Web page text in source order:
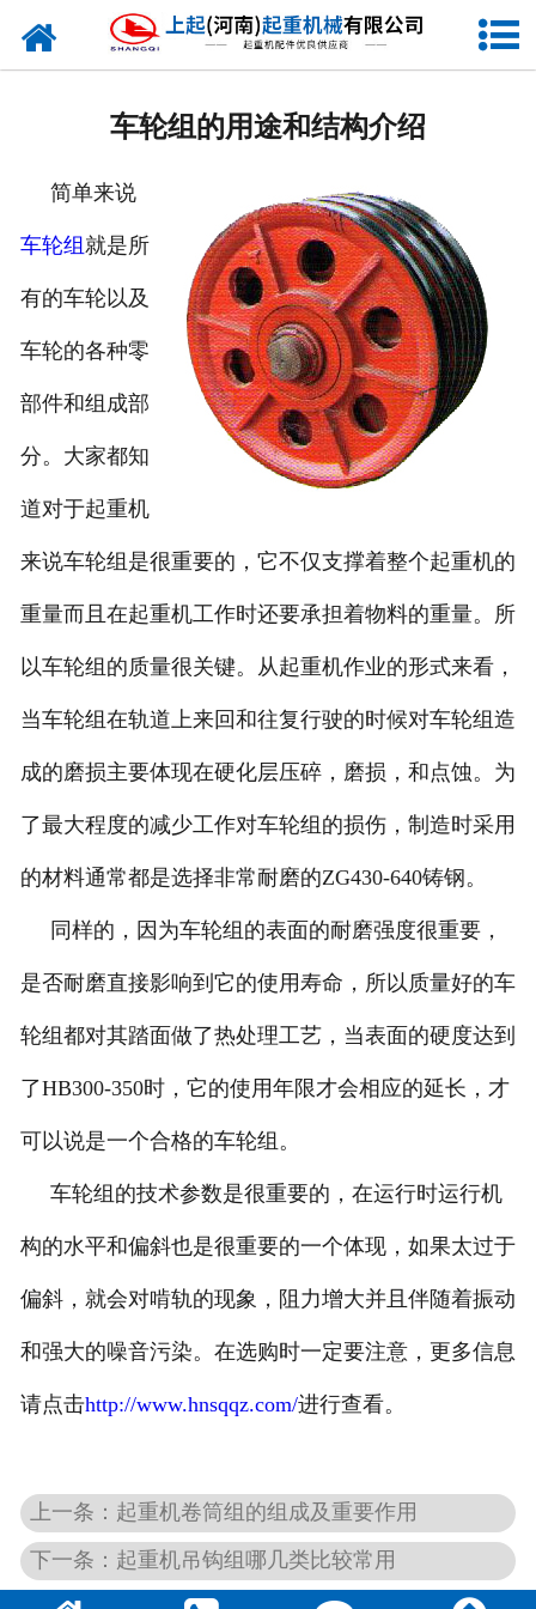
网站首页
产品中心
企业风采
资质证书
合作客户
联系我们
车轮组的用途和结构介绍
简单来说
车轮组 就是所
有的车轮以及
车轮的各种零
部件和组成部
分。大家都知
道对于起重机
来说车轮组是很重要的，它不仅支撑着整个起重机的
重量而且在起重机工作时还要承担着物料的重量。所
以车轮组的质量很关键。从起重机作业的形式来看，
当车轮组在轨道上来回和往复行驶的时候对车轮组造
成的磨损主要体现在硬化层压碎，磨损，和点蚀。为
了最大程度的减少工作对车轮组的损伤，制造时采用
的材料通常都是选择非常耐磨的ZG430-640铸钢。
同样的，因为车轮组的表面的耐磨强度很重要，
是否耐磨直接影响到它的使用寿命，所以质量好的车
轮组都对其踏面做了热处理工艺，当表面的硬度达到
了HB300-350时，它的使用年限才会相应的延长，才
可以说是一个合格的车轮组。
车轮组的技术参数是很重要的，在运行时运行机
构的水平和偏斜也是很重要的一个体现，如果太过于
偏斜，就会对啃轨的现象，阻力增大并且伴随着振动
和强大的噪音污染。在选购时一定要注意，更多信息
请点击http://www.hnsqqz.com/进行查看。
上一条：起重机卷筒组的组成及重要作用
下一条：起重机吊钩组哪几类比较常用